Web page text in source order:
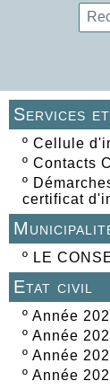
Services
º Cellule
º Contacts
º
certificat
º LE
Etat civil
º Année
º Année
º Année
º Année